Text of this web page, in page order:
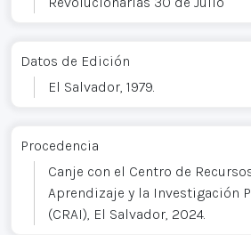
Datos de Edición
El Salvador, 1979.
Procedencia
Canje con el Centro de
Aprendizaje y la Investigación
(CRAI), El Salvador, 2024.